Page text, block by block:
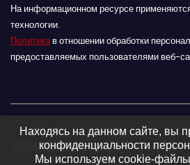
На информационном ресурсе
технологии.
Политикав отношении обработки
предоставляемых пользователями веб-
ЗАНЕВСКИЙ ВЕСТНИК 16+
Находясь на данном сайте, вы
конфиденциальности
Мы используем cookie-